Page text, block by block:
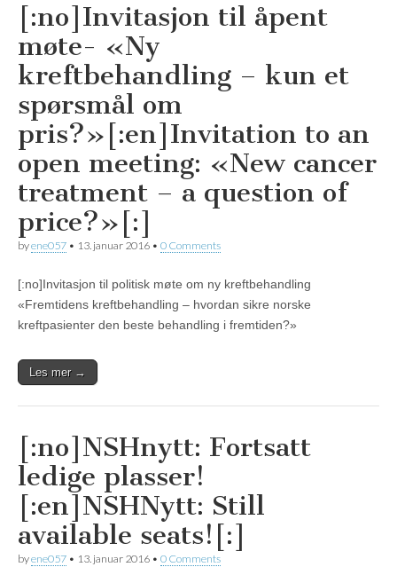
[:no]Invitasjon til åpent
møte- «Ny
kreftbehandling – kun et
spørsmål om
pris?»[:en]Invitation to an
open meeting: «New cancer
treatment – a question of
price?»[:]
byene057 • 13. januar 2016 • 0 Comments
[:no]Invitasjon til politisk møte om ny kreftbehandling
«Fremtidens kreftbehandling – hvordan sikre norske
kreftpasienter den beste behandling i fremtiden?»
Les mer →
[:no]NSHnytt: Fortsatt
ledige plasser!
[:en]NSHNytt: Still
available seats![:]
byene057 • 13. januar 2016 • 0 Comments